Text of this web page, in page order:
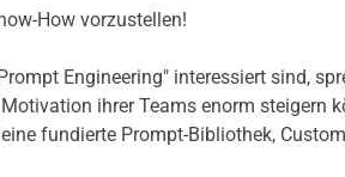
How vorzustellen!
Engineering" interessiert sind,
ihrer Teams enorm steigern
fundierte Prompt-Bibliothek,